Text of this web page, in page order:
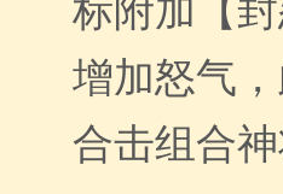
标附加【
增加怒气
合击组合神